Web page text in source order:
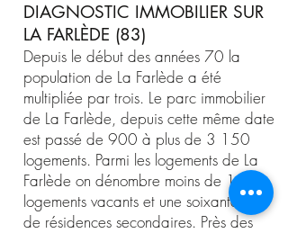
DIAGNOSTIC IMMOBILIER SUR
LA FARLÈDE (83)
Depuis le début des années 70 la
population de La Farlède a été
multipliée par trois. Le parc immobilier
de La Farlède, depuis cette même date
est passé de 900 à plus de 3 150
logements. Parmi les logements de La
Farlède on dénombre moins de 140
logements vacants et une soixantaine
de résidences secondaires. Près des